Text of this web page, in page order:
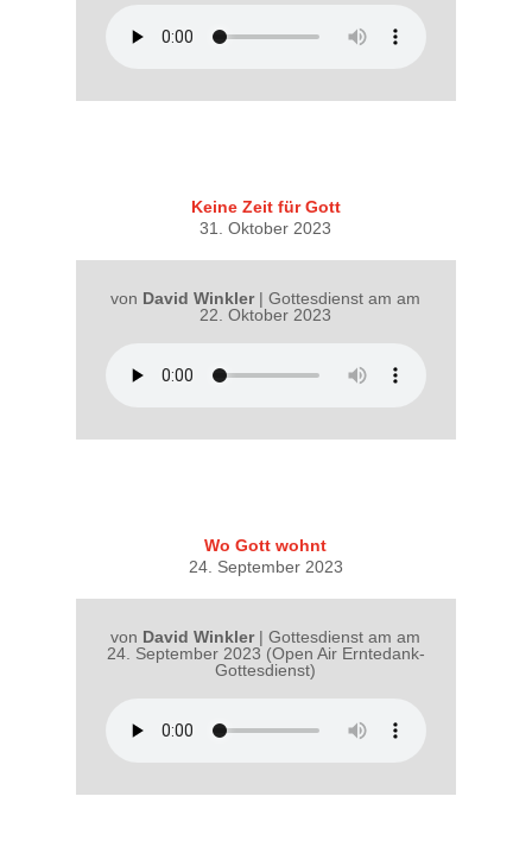
Keine Zeit für Gott
31. Oktober 2023
von David Winkler|Gottesdienst am am
22. Oktober 2023
Wo Gott wohnt
24. September 2023
von David Winkler|Gottesdienst am am
24. September 2023 (Open Air Erntedank-
Gottesdienst)